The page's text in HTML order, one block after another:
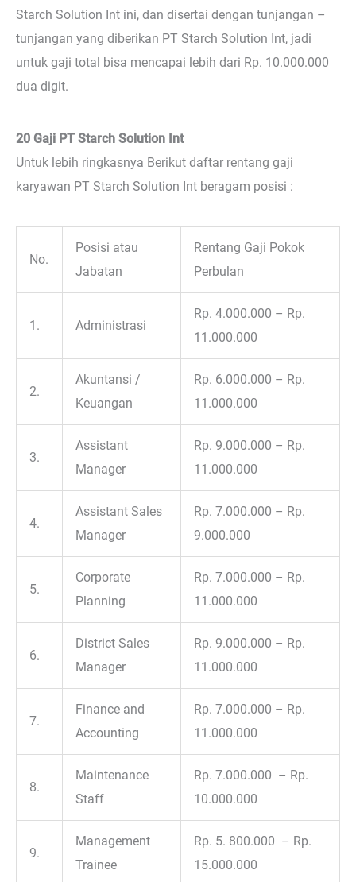
Starch Solution Int ini, dan disertai dengan tunjangan –
tunjangan yang diberikan PT Starch Solution Int, jadi
untuk gaji total bisa mencapai lebih dari Rp. 10.000.000
dua digit.
20 Gaji PT Starch Solution Int
Untuk lebih ringkasnya Berikut daftar rentang gaji
karyawan PT Starch Solution Int beragam posisi :
No.
Posisi atau
Jabatan
Rentang Gaji Pokok
Perbulan
1. Administrasi
Rp. 4.000.000 – Rp.
11.000.000
2.
Akuntansi /
Keuangan
Rp. 6.000.000 – Rp.
11.000.000
3.
Assistant
Manager
Rp. 9.000.000 – Rp.
11.000.000
4.
Assistant Sales
Manager
Rp. 7.000.000 – Rp.
9.000.000
5.
Corporate
Planning
Rp. 7.000.000 – Rp.
11.000.000
6.
District Sales
Manager
Rp. 9.000.000 – Rp.
11.000.000
7.
Finance and
Accounting
Rp. 7.000.000 – Rp.
11.000.000
8.
Maintenance
Staff
Rp. 7.000.000 – Rp.
10.000.000
9.
Management
Trainee
Rp. 5. 800.000 – Rp.
15.000.000